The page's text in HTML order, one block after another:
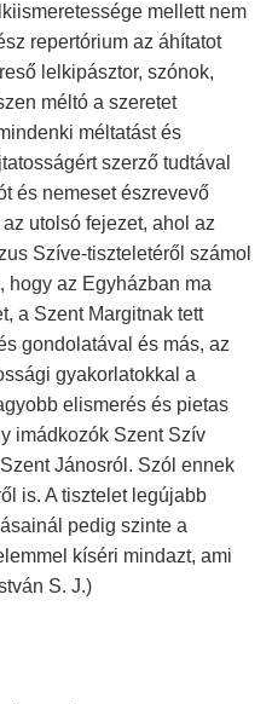
mellett nem
repertórium az áhítatot
lelkipásztor, szónok,
méltó a szeretet
méltatást és
szerző tudtával
és nemeset észrevevő
utolsó fejezet, ahol az
Szíve-tiszteletéről számol
hogy az Egyházban ma
a Szent Margitnak tett
gondolatával és más, az
gyakorlatokkal a
elismerés és pietas
imádkozók Szent Szív
Jánosról. Szól ennek
is. A tisztelet legújabb
pedig szinte a
kíséri mindazt, ami
S. J.)